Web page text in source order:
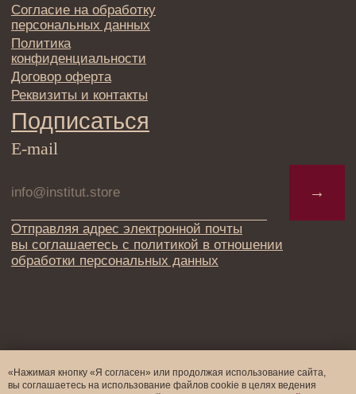
«Нажимая кнопку «Я согласен» или продолжая использование сайта,
вы соглашаетесь на использование файлов cookie в целях ведения